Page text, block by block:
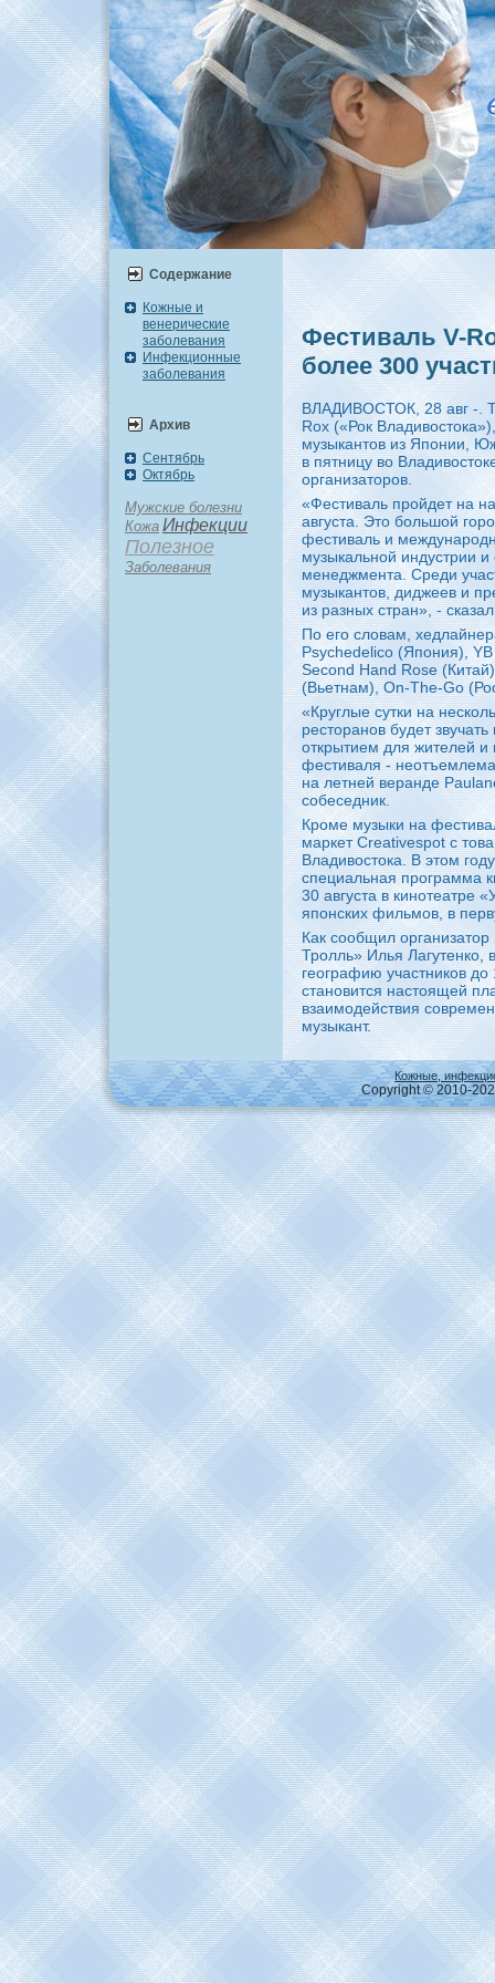
Содержание
Кожные и
венерические
заболевания
Инфекционные
заболевания
Архив
Сентябрь
Октябрь
Мужские болезни
Кожа Инфекции
Полезное
Заболевания
Фестиваль V-
более 300
ВЛАДИВОСТОК, 28 авг -.
Rox («Рок
музыкантов из Японии,
в пятницу во
организаторов.
«Фестиваль пройдет на
августа. Это большой
фестиваль и
музыкальной индустрии и
менеджмента. Среди
музыкантов, диджеев и
из разных стран», -
По его словам,
Psychedelico (Япония),
Second Hand Rose
(Вьетнам), On-The-Go
«Круглые сутки на
ресторанов будет
открытием для жителей и
фестиваля -
на летней веранде
собеседник.
Кроме музыки на
маркет Creativespot с
Владивостока. В этом
специальная программа
30 августа в кинотеатре
японских фильмов, в
Как сообщил
Тролль» Илья Лагутенко,
географию участников
становится настоящей
взаимодействия
музыкант.
Кожные,
Copyright © 2010-